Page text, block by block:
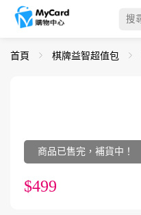
首頁 棋牌益智超值包
商品已售完，補貨中！
$499